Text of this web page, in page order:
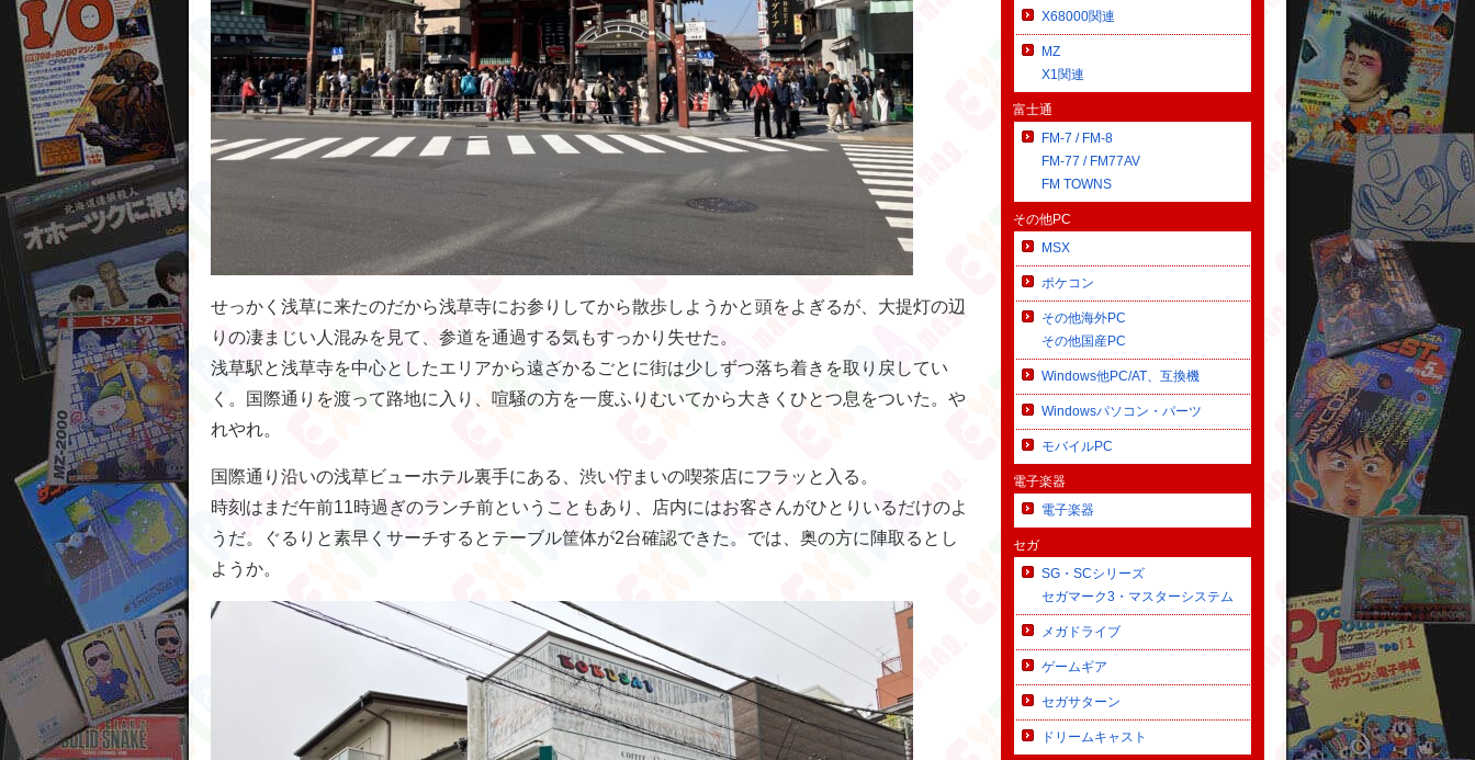
せっかく浅草に来たのだから浅草寺にお参りしてから散歩しようかと頭をよぎるが、大提灯の辺
りの凄まじい人混みを見て、参道を通過する気もすっかり失せた。
浅草駅と浅草寺を中心としたエリアから遠ざかるごとに街は少しずつ落ち着きを取り戻してい
く。国際通りを渡って路地に入り、喧騒の方を一度ふりむいてから大きくひとつ息をついた。や
れやれ。
国際通り沿いの浅草ビューホテル裏手にある、渋い佇まいの喫茶店にフラッと入る。
時刻はまだ午前11時過ぎのランチ前ということもあり、店内にはお客さんがひとりいるだけのよ
うだ。ぐるりと素早くサーチするとテーブル筐体が2台確認できた。では、奥の方に陣取るとし
ようか。
X68000関連
MZ
X1関連
富士通
FM-7 / FM-8
FM-77 / FM77AV
FM TOWNS
その他PC
MSX
ポケコン
その他海外PC
その他国産PC
Windows他PC/AT、互換機
Windowsパソコン・パーツ
モバイルPC
電子楽器
電子楽器
セガ
SG・SCシリーズ
セガマーク3・マスターシステム
メガドライブ
ゲームギア
セガサターン
ドリームキャスト